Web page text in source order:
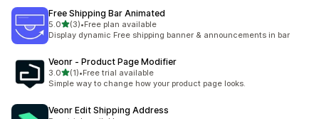
Free Shipping Bar Animated
5.05つ星中
(3)
合計レビュー数：3件
•Free plan available
Display dynamic Free shipping banner & announcements in bar
Veonr ‑ Product Page Modifier
3.05つ星中
(1)
合計レビュー数：1件
•Free trial available
Simple way to change how your product page looks.
Veonr Edit Shipping Address